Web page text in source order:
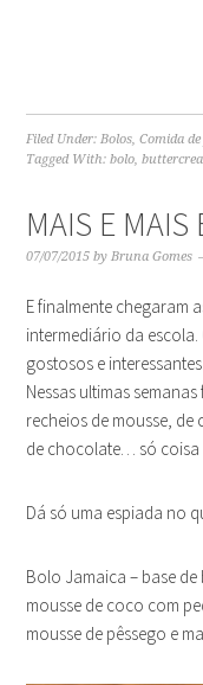
Filed Under:Bolos,Comida
Tagged With:bolo,
MAIS E MAIS
07/07/2015 byBruna Gomes
E finalmente chegaram
intermediário da
gostosos e interessantes.
Nessas ultimas
recheios de mousse,
de chocolate… só coisa
Dá só uma espiada no
Bolo Jamaica – base
mousse de coco com
mousse de pêssego e